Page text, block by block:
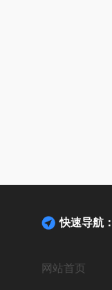
快速导航：
网站首页